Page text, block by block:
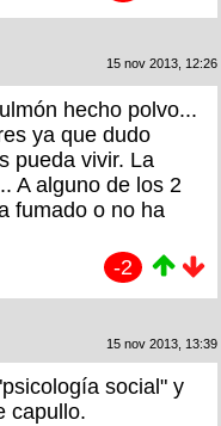
15 nov 2013, 12:26
hecho polvo...
ya que dudo
pueda vivir. La
A alguno de los 2
fumado o no ha
-2
15 nov 2013, 13:39
social" y
capullo.